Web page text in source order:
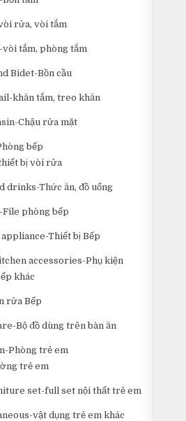
rửa, vòi tắm
tắm, phòng tắm
Bidet-Bồn cầu
khăn tắm, treo khăn
Chậu rửa mặt
bếp
bị vòi rửa
drinks-Thức ăn, đồ uống
phòng bếp
Thiết bị Bếp
accessories-Phụ kiện
khác
rửa Bếp
Bộ đồ dùng trên bàn ăn
Phòng trẻ em
trẻ em
set-full set nội thất trẻ em
vật dụng trẻ em khác